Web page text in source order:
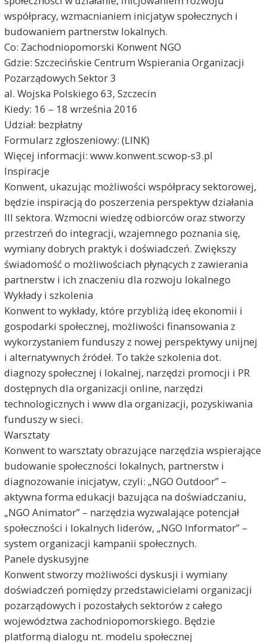
współpracy, wzmacnianiem inicjatyw społecznych i
budowaniem partnerstw lokalnych.
Co: Zachodniopomorski Konwent NGO
Gdzie: Szczecińskie Centrum Wspierania Organizacji
Pozarządowych Sektor 3
al. Wojska Polskiego 63, Szczecin
Kiedy: 16 – 18 września 2016
Udział: bezpłatny
Formularz zgłoszeniowy: (LINK)
Więcej informacji: www.konwent.scwop-s3.pl
Inspiracje
Konwent, ukazując możliwości współpracy sektorowej,
będzie inspiracją do poszerzenia perspektyw działania
III sektora. Wzmocni wiedzę odbiorców oraz stworzy
przestrzeń do integracji, wzajemnego poznania się,
wymiany dobrych praktyk i doświadczeń. Zwiększy
świadomość o możliwościach płynących z zawierania
partnerstw i ich znaczeniu dla rozwoju lokalnego
Wykłady i szkolenia
Konwent to wykłady, które przybliżą ideę ekonomii i
gospodarki społecznej, możliwości finansowania z
wykorzystaniem funduszy z nowej perspektywy unijnej
i alternatywnych źródeł. To także szkolenia dot.
diagnozy społecznej i lokalnej, narzędzi promocji i PR
dostępnych dla organizacji online, narzędzi
technologicznych i www dla organizacji, pozyskiwania
funduszy w sieci.
Warsztaty
Konwent to warsztaty obrazujące narzędzia wspierające
budowanie społeczności lokalnych, partnerstw i
diagnozowanie inicjatyw, czyli: „NGO Outdoor” –
aktywna forma edukacji bazująca na doświadczaniu,
„NGO Animator” – narzędzia wyzwalające potencjał
społeczności i lokalnych liderów, „NGO Informator” –
system organizacji kampanii społecznych.
Panele dyskusyjne
Konwent stworzy możliwości dyskusji i wymiany
doświadczeń pomiędzy przedstawicielami organizacji
pozarządowych i pozostałych sektorów z całego
województwa zachodniopomorskiego. Będzie
platformą dialogu nt. modelu społecznej